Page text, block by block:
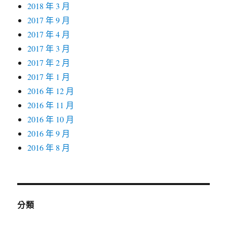
2018 年 3 月
2017 年 9 月
2017 年 4 月
2017 年 3 月
2017 年 2 月
2017 年 1 月
2016 年 12 月
2016 年 11 月
2016 年 10 月
2016 年 9 月
2016 年 8 月
分類